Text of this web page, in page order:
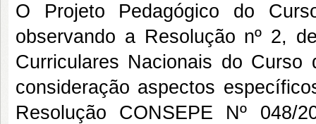
O Projeto Pedagógico do
observando a Resolução nº 2,
Curriculares Nacionais do
consideração aspectos
Resolução CONSEPE Nº